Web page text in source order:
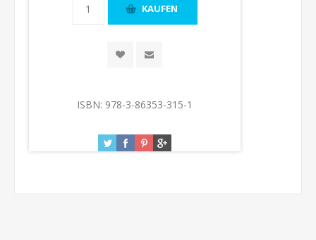
ISBN: 978-3-86353-315-1